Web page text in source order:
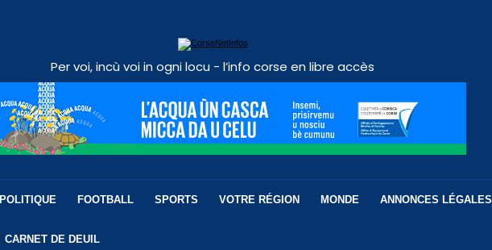
Per voi, incù voi in ogni locu - l’info corse en libre accès
POLITIQUE FOOTBALL SPORTS VOTRE RÉGION MONDE ANNONCES LÉGALES
CARNET DE DEUIL